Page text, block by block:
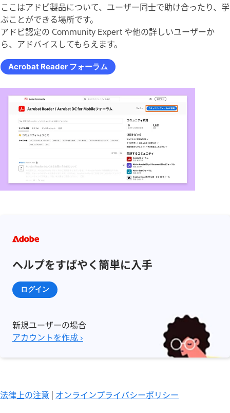
ここはアドビ製品について、ユーザー同士で助け合ったり、学
ぶことができる場所です。
アドビ認定の Community Expert や他の詳しいユーザーか
ら、アドバイスしてもらえます。
Acrobat Reader フォーラム
ヘルプをすばやく簡単に入手
ログイン
新規ユーザーの場合
アカウントを作成 ›
法律上の注意 | オンラインプライバシーポリシー